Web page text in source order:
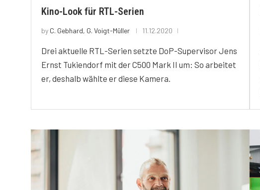
Kino-Look für RTL-Serien
by C. Gebhard, G. Voigt-Müller 11.12.2020
Drei aktuelle RTL-Serien setzte DoP-Supervisor Jens
Ernst Tukiendorf mit der C500 Mark II um: So arbeitet
er, deshalb wählte er diese Kamera.